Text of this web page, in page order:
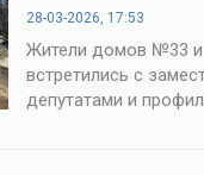
28-03-2026, 17:53
Жители домов №33 и
встретились с
депутатами и